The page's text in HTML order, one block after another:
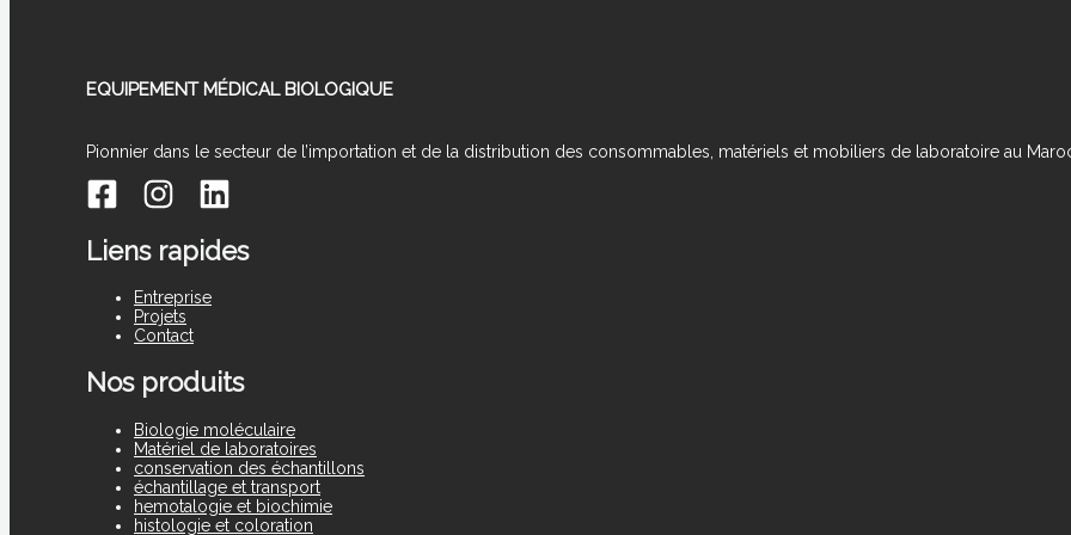
EQUIPEMENT MÉDICAL BIOLOGIQUE
Pionnier dans le secteur de l’importation et de la distribution des consommables, matériels et mobiliers de laboratoire au
Liens rapides
Entreprise
Projets
Contact
Nos produits
Biologie moléculaire
Matériel de laboratoires
conservation des échantillons
échantillage et transport
hemotalogie et biochimie
histologie et coloration